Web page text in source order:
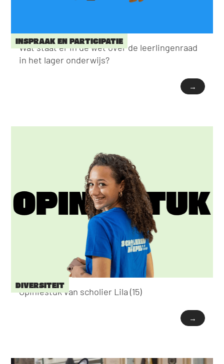
INSPRAAK EN PARTICIPATIE
Wat staat er in de wet over de leerlingenraad
in het lager onderwijs?
→
DIVERSITEIT
Opiniestuk van scholier Lila (15)
→